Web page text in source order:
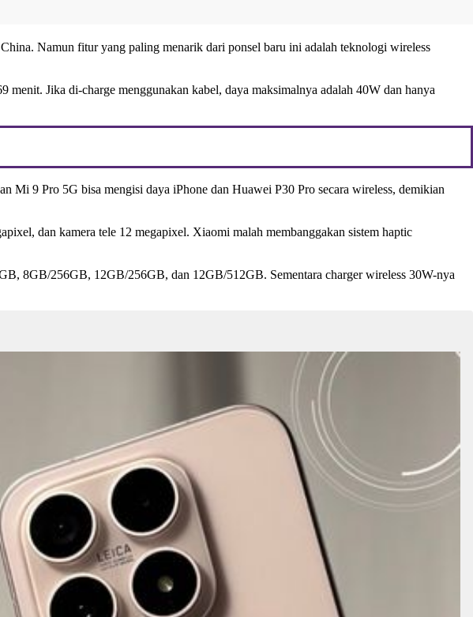
Namun fitur yang paling menarik dari ponsel baru ini adalah teknologi wireless
Jika di-charge menggunakan kabel, daya maksimalnya adalah 40W dan hanya
Mi 9 Pro 5G bisa mengisi daya iPhone dan Huawei P30 Pro secara wireless, demikian
dan kamera tele 12 megapixel. Xiaomi malah membanggakan sistem haptic
8GB/256GB, 12GB/256GB, dan 12GB/512GB. Sementara charger wireless 30W-nya